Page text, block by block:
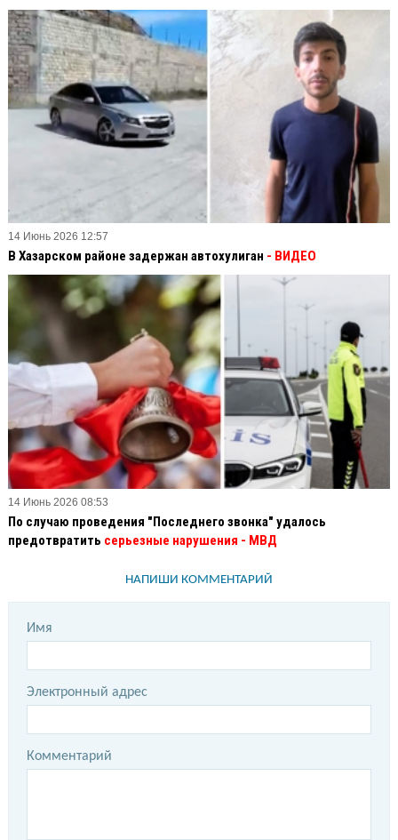
14 Июнь 2026 12:57
В Хазарском районе задержан автохулиган - ВИДЕО
14 Июнь 2026 08:53
По случаю проведения "Последнего звонка" удалось
предотвратить серьезные нарушения - МВД
НАПИШИ КОММЕНТАРИЙ
Имя
Электронный адрес
Комментарий